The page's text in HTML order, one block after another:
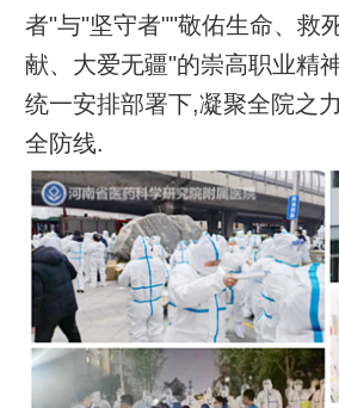
者"与"坚守者""敬佑生命、救
献、大爱无疆"的崇高职业精
统一安排部署下,凝聚全院之
全防线.